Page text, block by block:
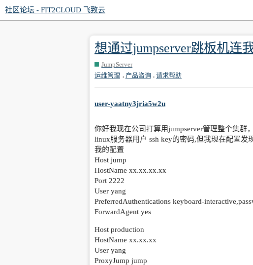
社区论坛 - FIT2CLOUD 飞致云
想通过jumpserver跳板机连
JumpServer
运维管理
产品咨询 ,请求帮助
user-yaatny3jria5w2u
你好我现在公司打算用jumpserver管理整个集群
linux服务器用户 ssh key的密码,但我现在配置发
我的配置
Host jump
HostName xx.xx.xx.xx
Port 2222
User yang
PreferredAuthentications keyboard-
ForwardAgent yes
Host production
HostName xx.xx.xx
User yang
ProxyJump jump